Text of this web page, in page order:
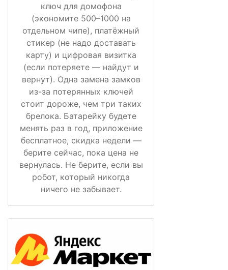
ключ для домофона
(экономите 500–1000 на
отдельном чипе), платёжный
стикер (не надо доставать
карту) и цифровая визитка
(если потеряете — найдут и
вернут). Одна замена замков
из-за потерянных ключей
стоит дороже, чем три таких
брелока. Батарейку будете
менять раз в год, приложение
бесплатное, скидка недели —
берите сейчас, пока цена не
вернулась. Не берите, если вы
робот, который никогда
ничего не забывает.